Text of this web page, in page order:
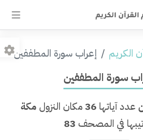
الكريم إعراب سورة المطففين
سورة المطففين
عدد آياتها 36مكان النزول مكة
في المصحف 83